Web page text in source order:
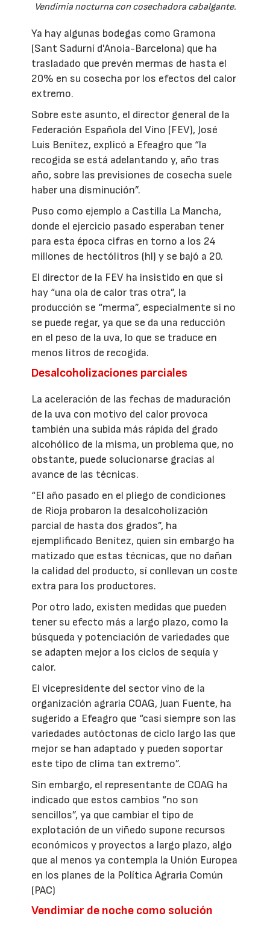
Vendimia nocturna con cosechadora cabalgante.
Ya hay algunas bodegas como Gramona
(Sant Sadurní d'Anoia-Barcelona) que ha
trasladado que prevén mermas de hasta el
20% en su cosecha por los efectos del calor
extremo.
Sobre este asunto, el director general de la
Federación Española del Vino (FEV), José
Luis Benítez, explicó a Efeagro que “la
recogida se está adelantando y, año tras
año, sobre las previsiones de cosecha suele
haber una disminución”.
Puso como ejemplo a Castilla La Mancha,
donde el ejercicio pasado esperaban tener
para esta época cifras en torno a los 24
millones de hectólitros (hl) y se bajó a 20.
El director de la FEV ha insistido en que si
hay “una ola de calor tras otra”, la
producción se “merma”, especialmente si no
se puede regar, ya que se da una reducción
en el peso de la uva, lo que se traduce en
menos litros de recogida.
Desalcoholizaciones parciales
La aceleración de las fechas de maduración
de la uva con motivo del calor provoca
también una subida más rápida del grado
alcohólico de la misma, un problema que, no
obstante, puede solucionarse gracias al
avance de las técnicas.
“El año pasado en el pliego de condiciones
de Rioja probaron la desalcoholización
parcial de hasta dos grados”, ha
ejemplificado Benítez, quien sin embargo ha
matizado que estas técnicas, que no dañan
la calidad del producto, sí conllevan un coste
extra para los productores.
Por otro lado, existen medidas que pueden
tener su efecto más a largo plazo, como la
búsqueda y potenciación de variedades que
se adapten mejor a los ciclos de sequía y
calor.
El vicepresidente del sector vino de la
organización agraria COAG, Juan Fuente, ha
sugerido a Efeagro que “casi siempre son las
variedades autóctonas de ciclo largo las que
mejor se han adaptado y pueden soportar
este tipo de clima tan extremo”.
Sin embargo, el representante de COAG ha
indicado que estos cambios “no son
sencillos”, ya que cambiar el tipo de
explotación de un viñedo supone recursos
económicos y proyectos a largo plazo, algo
que al menos ya contempla la Unión Europea
en los planes de la Política Agraria Común
(PAC)
Vendimiar de noche como solución